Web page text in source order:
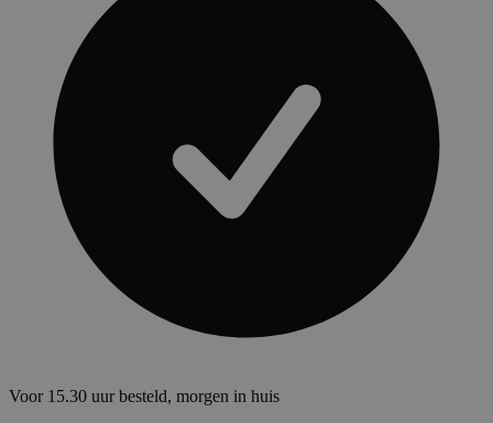
Voor 15.30 uur besteld, morgen in huis